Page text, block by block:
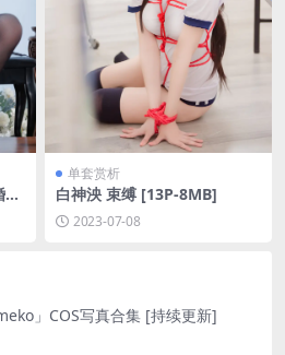
单套赏析
白神泱 束缚 [13P-8MB]
2023-07-08
」COS写真合集 [持续更新]